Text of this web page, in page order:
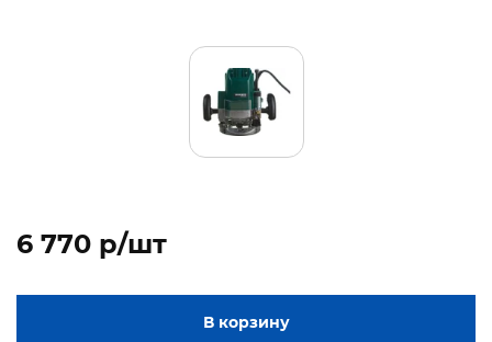
6 770 p/шт
В корзину